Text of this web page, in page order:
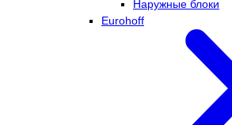
Наружные блоки
Eurohoff